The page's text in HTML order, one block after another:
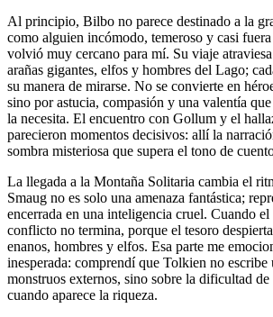
Al principio, Bilbo no parece destinado a la
como alguien incómodo, temeroso y casi
volvió muy cercano para mí. Su viaje
arañas gigantes, elfos y hombres del Lago;
su manera de mirarse. No se convierte en
sino por astucia, compasión y una valentía
la necesita. El encuentro con Gollum y el
parecieron momentos decisivos: allí la
sombra misteriosa que supera el tono de
La llegada a la Montaña Solitaria cambia el
Smaug no es solo una amenaza fantástica;
encerrada en una inteligencia cruel. Cuando el
conflicto no termina, porque el tesoro
enanos, hombres y elfos. Esa parte me
inesperada: comprendí que Tolkien no escribe
monstruos externos, sino sobre la dificultad
cuando aparece la riqueza.